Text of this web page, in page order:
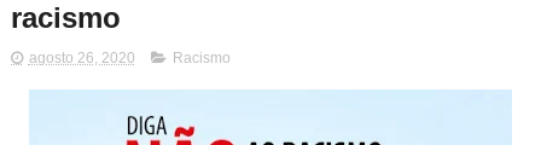
racismo
agosto 26, 2020 Racismo